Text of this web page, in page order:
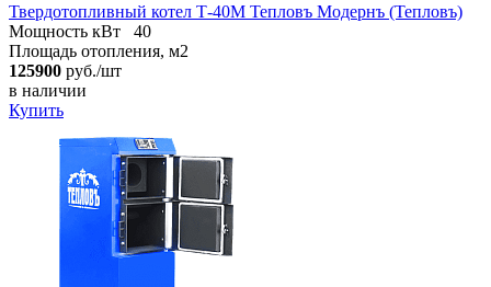
Твердотопливный котел Т-40М Тепловъ Модернъ (Тепловъ)
Мощность кВт
40
Площадь отопления, м2
125900 руб./шт
в наличии
Купить